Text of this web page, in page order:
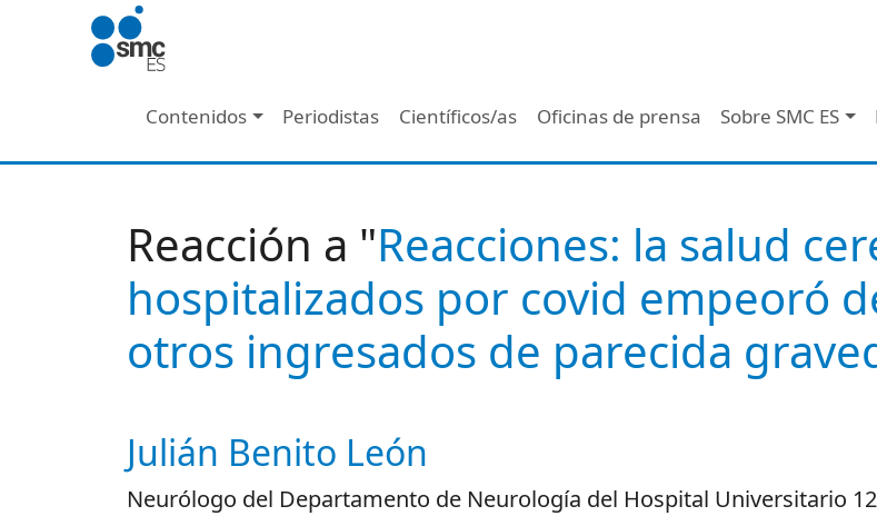
Pasar al contenido principal
Navegación principal - Header
Contenidos Periodistas Científicos/as Oficinas de prensa Sobre SMC ES
Reacción a "Reacciones: la salud
hospitalizados por covid empeoró
otros ingresados de parecida
Autor/es reacciones
Julián Benito León
Neurólogo del Departamento de Neurología del Hospital Universitario